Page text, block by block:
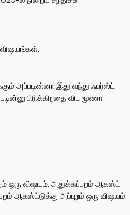
விஷயங்கள்.
அப்படின்னா இது வந்து ஃபர்ஸ்ட்
பிரிக்கிறதை விட மூணா
ஒரு விஷயம். அதுக்கப்புறம் ஆகஸ்ட்
ஆகஸ்ட்டுக்கு அப்புறம் ஒரு விஷயம்.